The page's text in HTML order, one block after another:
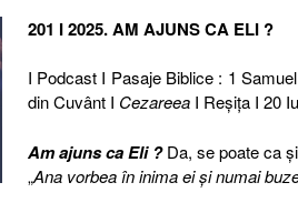
201 I 2025. AM AJUNS CA ELI ?
I Podcast I Pasaje Biblice : 1
din Cuvânt I CezareeaI Reşiţa I 20
Am ajuns ca Eli ?Da, se poate ca
„Ana vorbea în inima ei şi numai